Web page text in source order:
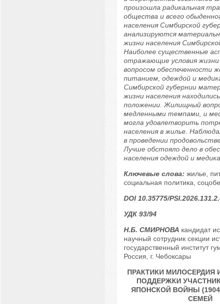
произошла радикальная
общества и всего
населения Симбирской
анализируются
жизни населения
Наиболее существенные
отражающие условия жизни
вопросом обеспеченности
питанием, одеждой и
Симбирской губернии
жизни населения
положении. Жилищный
медленными темпами, и
могла удовлетворить
населения в жилье.
в проведении
Лучше обстояло дело в
населения одеждой и
Ключевые слова: жилье,
социальная политика,
DOI 10.35775/
УДК 93/94
Н.Б. СМИРНОВА кандидат
научный сотрудник секции
государственный институт
Россия, г. Чебоксары
ПРАКТИКИ МИЛОСЕРДИЯ
ПОДДЕРЖКИ
ЯПОНСКОЙ ВОЙНЫ
СЕМЕЙ